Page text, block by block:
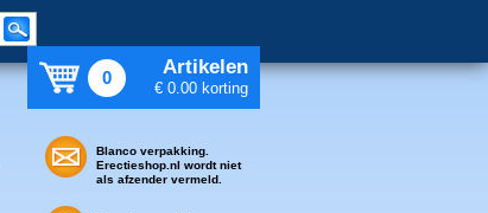
0 Artikelen
€ 0.00 korting
Blanco verpakking.
Erectieshop.nl wordt niet
als afzender vermeld.